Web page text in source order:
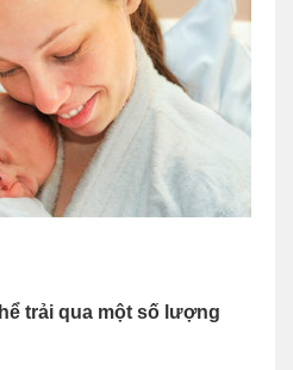
trải qua một số lượng